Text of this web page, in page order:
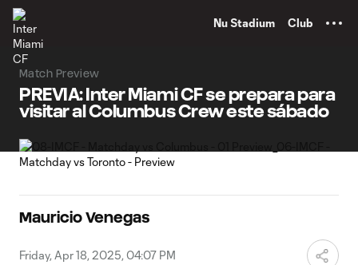
Nu Stadium Club
Match Preview
PREVIA: Inter Miami CF se prepara para
visitar al Columbus Crew este sábado
Mauricio Venegas
Friday, Apr 18, 2025, 04:07 PM